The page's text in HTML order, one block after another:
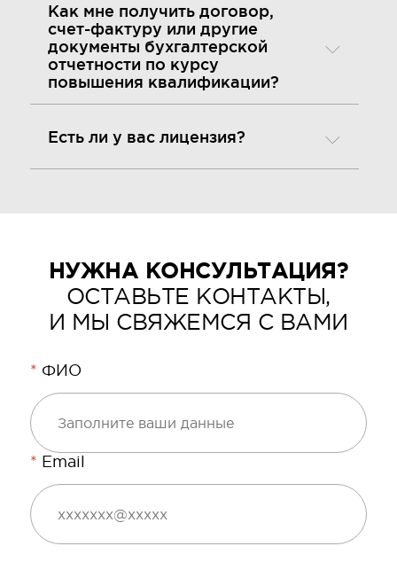
Как мне получить договор,
счет-фактуру или другие
документы бухгалтерской
отчетности по курсу
повышения квалификации?
Есть ли у вас лицензия?
НУЖНА КОНСУЛЬТАЦИЯ?
ОСТАВЬТЕ КОНТАКТЫ,
И МЫ СВЯЖЕМСЯ С ВАМИ
* ФИО
* Email